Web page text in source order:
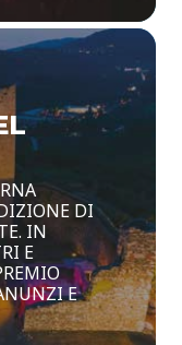
DI
IN
E
E